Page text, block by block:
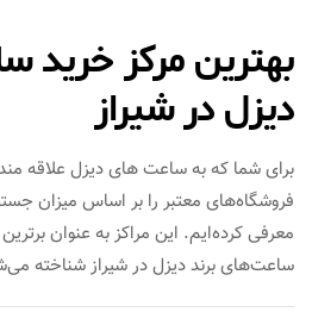
بهترین مرکز خرید
دیزل در شیراز
برای شما که به ساعت های دیزل علاقه
فروشگاه‌های معتبر را بر اساس میزان
معرفی کرده‌ایم. این مراکز به عنوان
ساعت‌های برند دیزل در شیراز شناخته